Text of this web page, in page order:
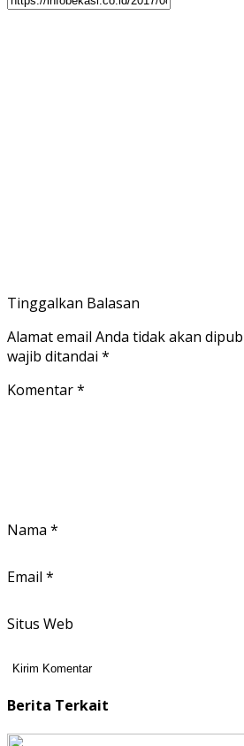
Tinggalkan Balasan
Alamat email Anda tidak akan
wajib ditandai *
Komentar*
Nama *
Email *
Situs Web
Berita Terkait